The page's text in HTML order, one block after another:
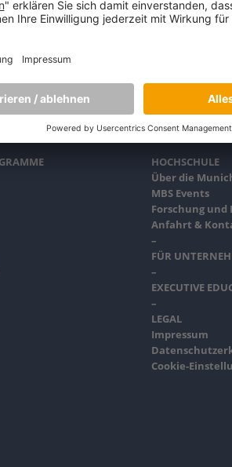
Start-up-Projekt ihre eigenen Start-up-
Im Blogartikel stellen wir drei
HOCHSCHULE
Über die
MBS Events
Forschung und
Anfahrt &
–
FÜR
–
EXECUTIVE
–
LEGAL
Impressum
Cookie-